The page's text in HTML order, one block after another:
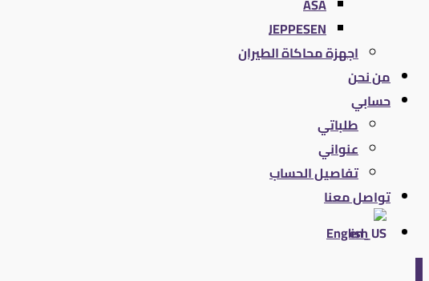
ASA
JEPPESEN
اجهزة محاكاة الطيران
من نحن
حسابي
طلباتي
عنواني
تفاصيل الحساب
تواصل معنا
English